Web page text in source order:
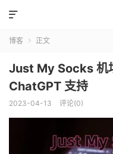

博客  正文
Just My Socks 机
ChatGPT 支持
2023-04-13 评论(0)